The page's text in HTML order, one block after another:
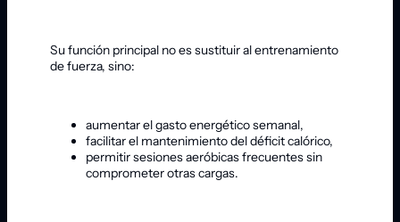
Su función principal no es sustituir al entrenamiento
de fuerza, sino:
aumentar el gasto energético semanal,
facilitar el mantenimiento del déficit calórico,
permitir sesiones aeróbicas frecuentes sin
comprometer otras cargas.